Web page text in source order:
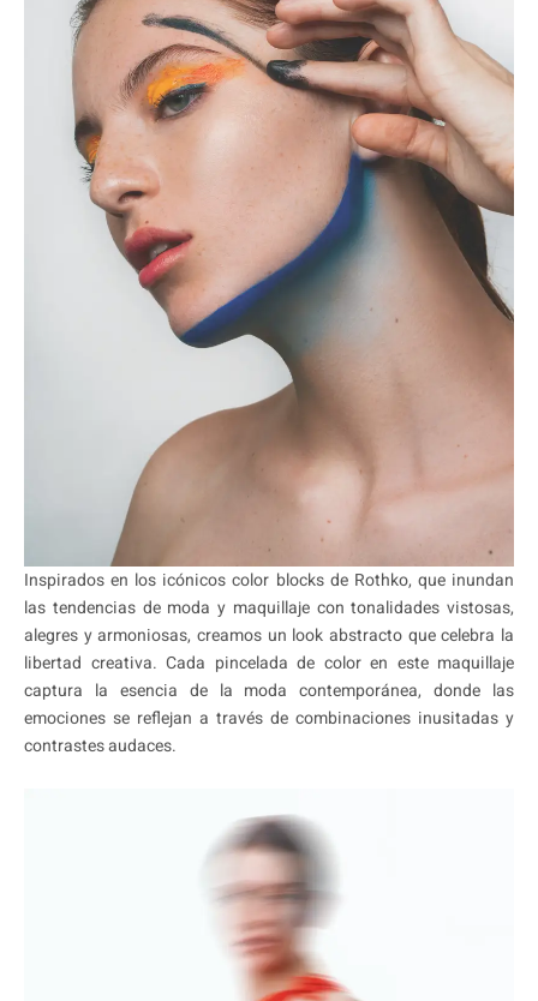
Inspirados en los icónicos color blocks de Rothko, que inundan
las tendencias de moda y maquillaje con tonalidades vistosas,
alegres y armoniosas, creamos un look abstracto que celebra la
libertad creativa. Cada pincelada de color en este maquillaje
captura la esencia de la moda contemporánea, donde las
emociones se reflejan a través de combinaciones inusitadas y
contrastes audaces.